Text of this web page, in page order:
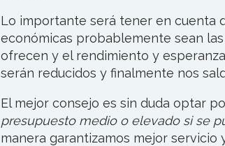
Lo importante será tener en cuenta
económicas probablemente sean
ofrecen y el rendimiento y
serán reducidos y finalmente nos
El mejor consejo es sin duda optar
presupuesto medio o elevado si se
manera garantizamos mejor servicio